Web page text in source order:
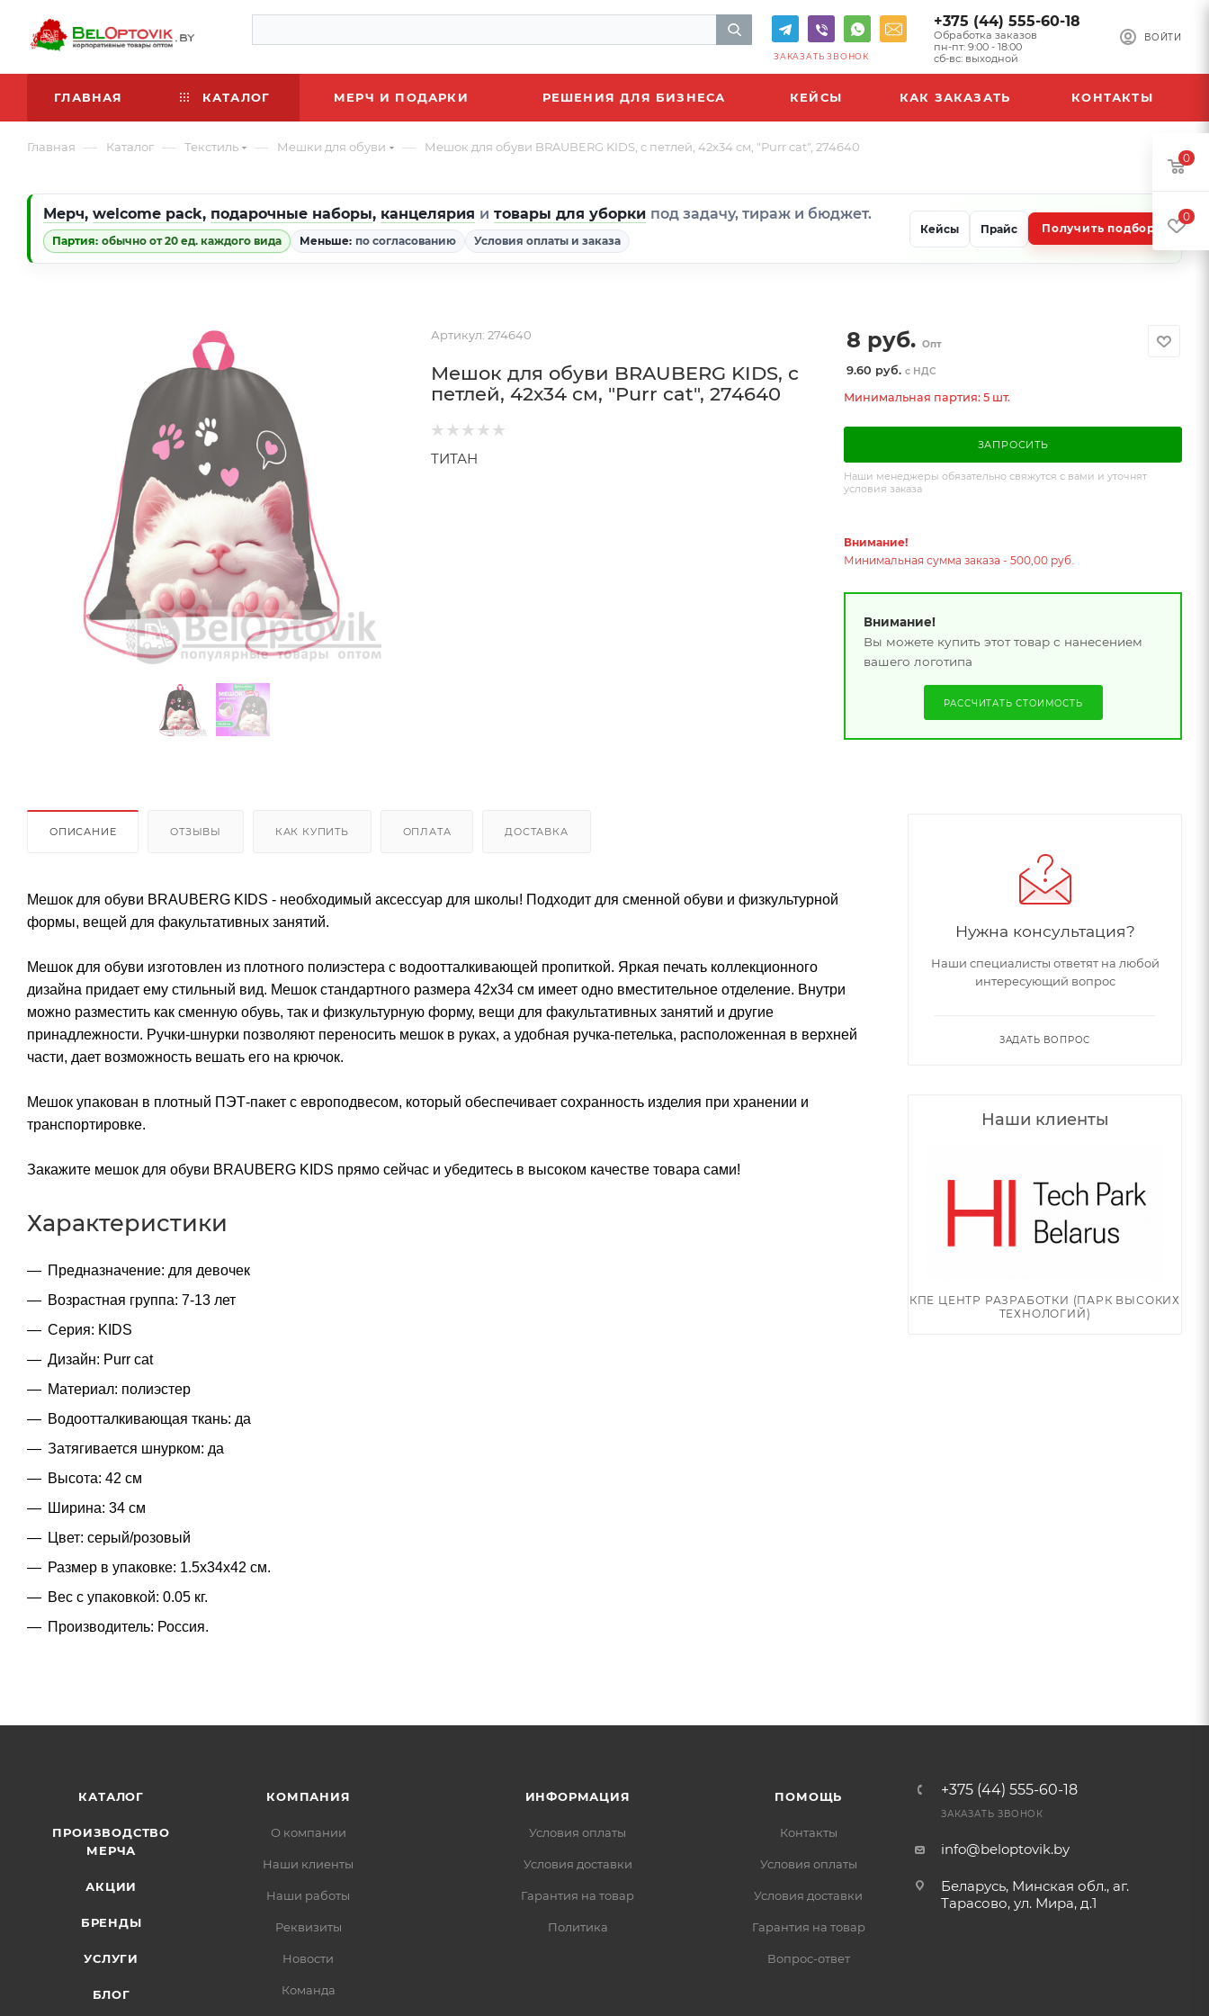
ВОЙТИ
+375 (44) 555-60-18
Обработка заказов
пн-пт: 9:00 - 18:00
сб-вс: выходной
ЗАКАЗАТЬ ЗВОНОК
ГЛАВНАЯ КАТАЛОГ МЕРЧ И ПОДАРКИ РЕШЕНИЯ ДЛЯ БИЗНЕСА КЕЙСЫ КАК ЗАКАЗАТЬ КОНТАКТЫ
Главная — Каталог — Текстиль — Мешки для обуви — Мешок для обуви BRAUBERG KIDS, с петлей, 42х34 см, "Purr cat", 274640
Мерч, welcome pack, подарочные наборы, канцелярия и товары для уборки под задачу, тираж и бюджет.
Партия: обычно от 20 ед. каждого вида Меньше: по согласованию Условия оплаты и заказа
Кейсы Прайс Получить подбор
Артикул: 274640
Мешок для обуви BRAUBERG KIDS, с
петлей, 42х34 см, "Purr cat", 274640
ТИТАН
8 руб. Опт
9.60 руб.с НДС
Минимальная партия: 5 шт.
ЗАПРОСИТЬ
Наши менеджеры обязательно свяжутся с вами и уточнят
условия заказа
Внимание!
Минимальная сумма заказа - 500,00 руб.
Внимание!
Вы можете купить этот товар с нанесением
вашего логотипа
РАССЧИТАТЬ СТОИМОСТЬ
ОПИСАНИЕ ОТЗЫВЫ КАК КУПИТЬ ОПЛАТА ДОСТАВКА
Мешок для обуви BRAUBERG KIDS - необходимый аксессуар для школы! Подходит для сменной обуви и физкультурной
формы, вещей для факультативных занятий.
Мешок для обуви изготовлен из плотного полиэстера с водоотталкивающей пропиткой. Яркая печать коллекционного
дизайна придает ему стильный вид. Мешок стандартного размера 42х34 см имеет одно вместительное отделение. Внутри
можно разместить как сменную обувь, так и физкультурную форму, вещи для факультативных занятий и другие
принадлежности. Ручки-шнурки позволяют переносить мешок в руках, а удобная ручка-петелька, расположенная в верхней
части, дает возможность вешать его на крючок.
Мешок упакован в плотный ПЭТ-пакет с европодвесом, который обеспечивает сохранность изделия при хранении и
транспортировке.
Закажите мешок для обуви BRAUBERG KIDS прямо сейчас и убедитесь в высоком качестве товара сами!
Характеристики
Предназначение: для девочек
Возрастная группа: 7-13 лет
Серия: KIDS
Дизайн: Purr cat
Материал: полиэстер
Водоотталкивающая ткань: да
Затягивается шнурком: да
Высота: 42 см
Ширина: 34 см
Цвет: серый/розовый
Размер в упаковке: 1.5x34x42 см.
Вес с упаковкой: 0.05 кг.
Производитель: Россия.
Нужна консультация?
Наши специалисты ответят на любой
интересующий вопрос
ЗАДАТЬ ВОПРОС
Наши клиенты
КПЕ ЦЕНТР РАЗРАБОТКИ (ПАРК ВЫСОКИХ
ТЕХНОЛОГИЙ)
КАТАЛОГ
ПРОИЗВОДСТВО
МЕРЧА
АКЦИИ
БРЕНДЫ
УСЛУГИ
БЛОГ
КОМПАНИЯ
О компании
Наши клиенты
Наши работы
Реквизиты
Новости
Команда
ИНФОРМАЦИЯ
Условия оплаты
Условия доставки
Гарантия на товар
Политика
ПОМОЩЬ
Контакты
Условия оплаты
Условия доставки
Гарантия на товар
Вопрос-ответ
+375 (44) 555-60-18
ЗАКАЗАТЬ ЗВОНОК
info@beloptovik.by
Беларусь, Минская обл., аг.
Тарасово, ул. Мира, д.1
0
0